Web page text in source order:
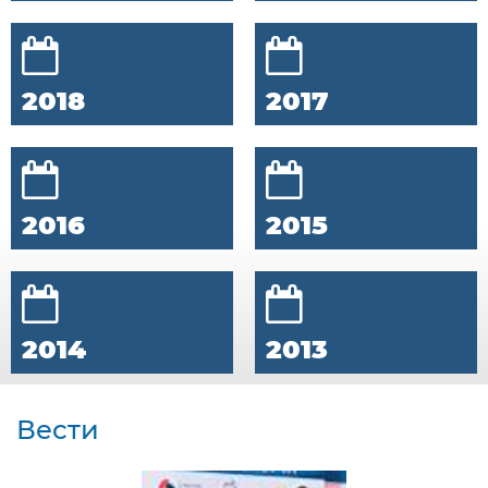
2018 2017
2016 2015
2014 2013
Вести